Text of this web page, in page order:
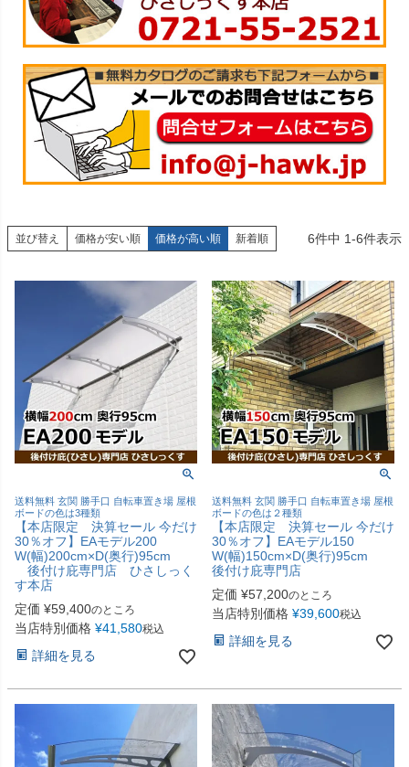
並び替え 価格が安い順 価格が高い順 新着順 6件中 1-6件表示
送料無料 玄関 勝手口 自転車置き場 屋根
ボードの色は3種類
【本店限定 決算セール 今だけ
30％オフ】EAモデル200
W(幅)200cm×D(奥行)95cm
後付け庇専門店 ひさしっく
す本店
定価 ¥59,400のところ
当店特別価格 ¥41,580税込
詳細を見る
送料無料 玄関 勝手口 自転車置き場 屋根
ボードの色は２種類
【本店限定 決算セール 今だけ
30％オフ】EAモデル150
W(幅)150cm×D(奥行)95cm
後付け庇専門店
定価 ¥57,200のところ
当店特別価格 ¥39,600税込
詳細を見る